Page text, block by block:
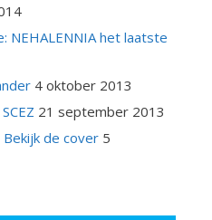
NEHALENNIA het laatste
4 oktober 2013
21 september 2013
Bekijk de cover 5